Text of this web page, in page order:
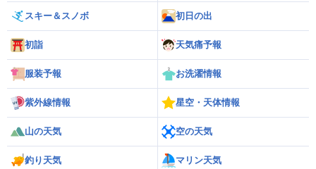
スキー＆スノボ 初日の出
初詣 天気痛予報
服装予報 お洗濯情報
紫外線情報 星空・天体情報
山の天気 空の天気
釣り天気 マリン天気